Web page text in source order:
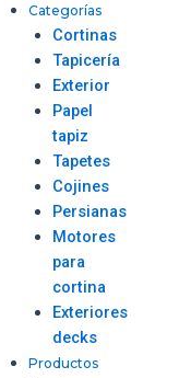
Categorías
Cortinas
Tapicería
Exterior
Papel
tapiz
Tapetes
Cojines
Persianas
Motores
para
cortina
Exteriores
decks
Productos